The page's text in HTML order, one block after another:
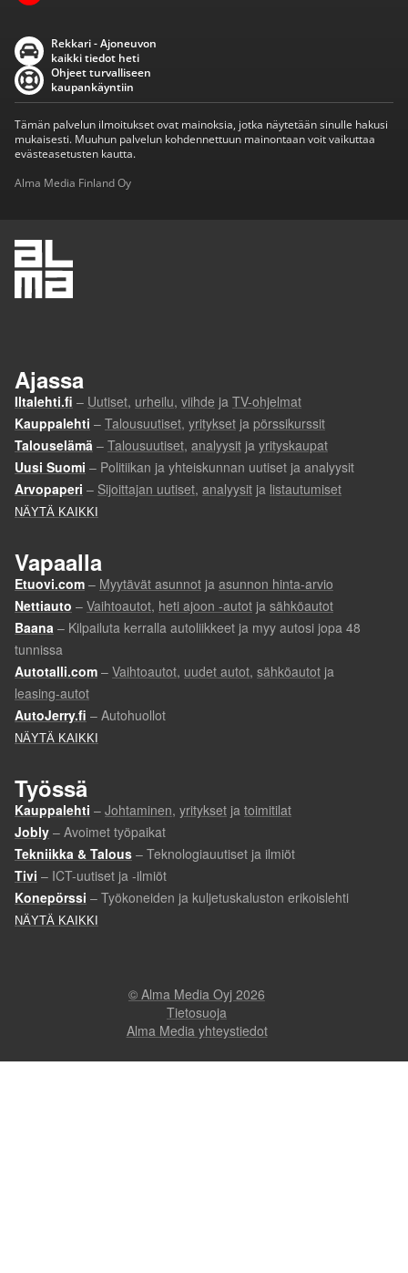
Rekkari - Ajoneuvon
kaikki tiedot heti
Ohjeet turvalliseen
kaupankäyntiin
Tämän palvelun ilmoitukset ovat mainoksia, jotka näytetään sinulle hakusi
mukaisesti. Muuhun palvelun kohdennettuun mainontaan voit vaikuttaa
evästeasetusten kautta.
Alma Media Finland Oy